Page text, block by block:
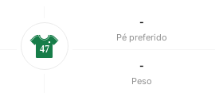
-
Pé preferido
-
Peso
47